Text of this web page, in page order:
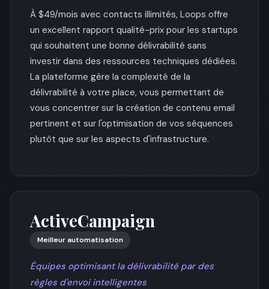
À $49/mois avec contacts illimités, Loops offre
un excellent rapport qualité-prix pour les startups
qui souhaitent une bonne délivrabilité sans
investir dans des ressources techniques dédiées.
La plateforme gère la complexité de la
délivrabilité à votre place, vous permettant de
vous concentrer sur la création de contenu email
pertinent et sur l'optimisation de vos séquences
plutôt que sur les aspects d'infrastructure.
ActiveCampaign
Meilleur automatisation
Équipes optimisant la délivrabilité par des
règles d'envoi intelligentes